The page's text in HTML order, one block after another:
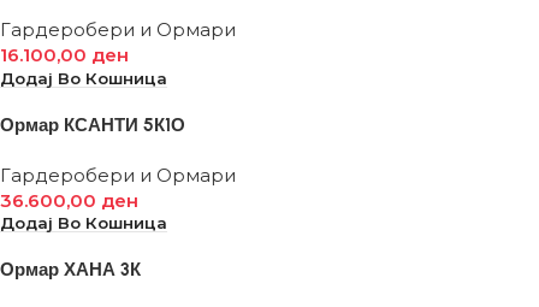
Гардеробери и Ормари
16.100,00 ден
Додај Во Кошница
Ормар КСАНТИ 5К1О
Гардеробери и Ормари
36.600,00 ден
Додај Во Кошница
Ормар ХАНА 3К